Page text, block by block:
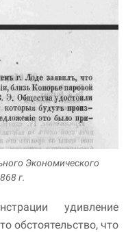
Экономического
г.
удивление
обстоятельство, что